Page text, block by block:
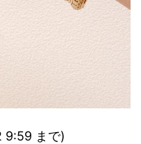
9:59 まで)